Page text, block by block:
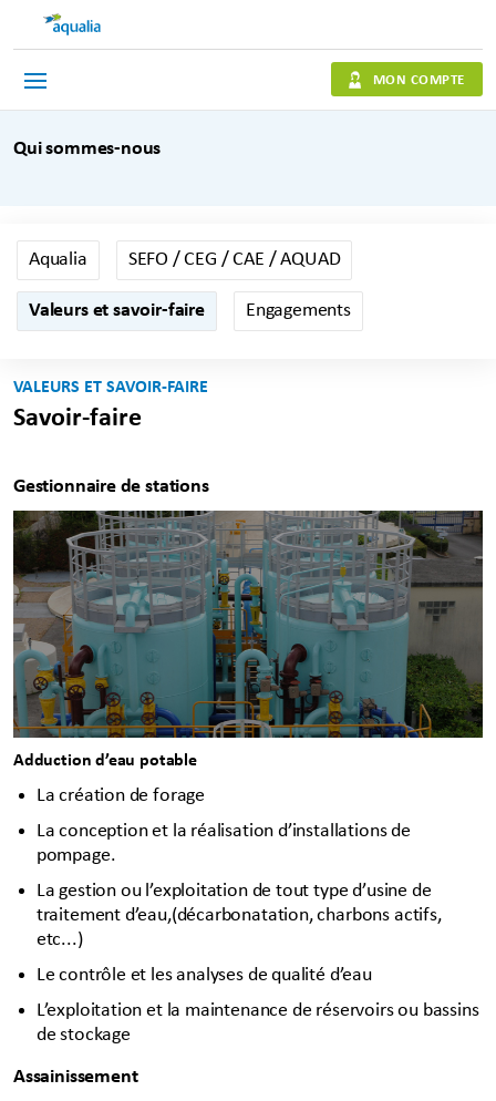
MON COMPTE
Qui sommes-nous
Aqualia SEFO / CEG / CAE / AQUAD
Valeurs et savoir-faire Engagements
VALEURS ET SAVOIR-FAIRE
Savoir-faire
Gestionnaire de stations
Adduction d’eau potable
La création de forage
La conception et la réalisation d’installations de
pompage.
La gestion ou l’exploitation de tout type d’usine de
traitement d’eau,(décarbonatation, charbons actifs,
etc...)
Le contrôle et les analyses de qualité d’eau
L’exploitation et la maintenance de réservoirs ou bassins
de stockage
Assainissement